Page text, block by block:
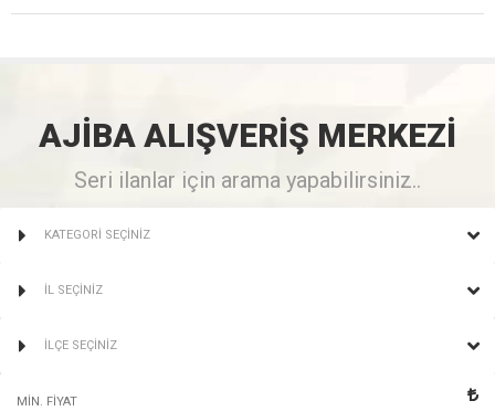
AJİBA ALIŞVERİŞ MERKEZİ
Seri ilanlar için arama yapabilirsiniz..
KATEGORİ SEÇİNİZ
İL SEÇİNİZ
İLÇE SEÇİNİZ